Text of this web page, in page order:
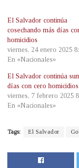
El Salvador continúa
cosechando más días
homicidios
viernes, 24 enero 2025
En «Nacionales»
El Salvador continúa
días con cero homicidios
viernes, 7 febrero 2025
En «Nacionales»
Tags: El Salvador